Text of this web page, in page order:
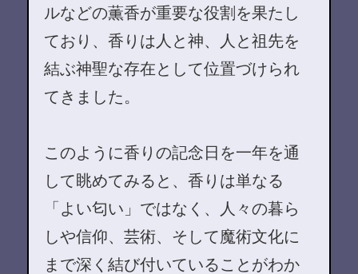
ルなどの薫香が重要な役割を果たし
ており、香りは人と神、人と祖先を
結ぶ神聖な存在として位置づけられ
てきました。
このように香りの記念日を一年を通
して眺めてみると、香りは単なる
「よい匂い」ではなく、人々の暮ら
しや信仰、芸術、そして魔術文化に
まで深く結び付いていることがわか